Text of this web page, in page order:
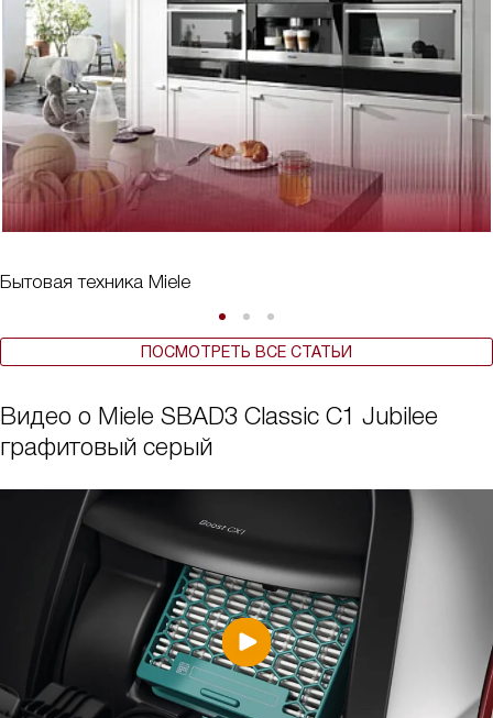
Бытовая техника Miele
ПОСМОТРЕТЬ ВСЕ СТАТЬИ
Видео о Miele SBAD3 Classic C1 Jubilee
графитовый серый